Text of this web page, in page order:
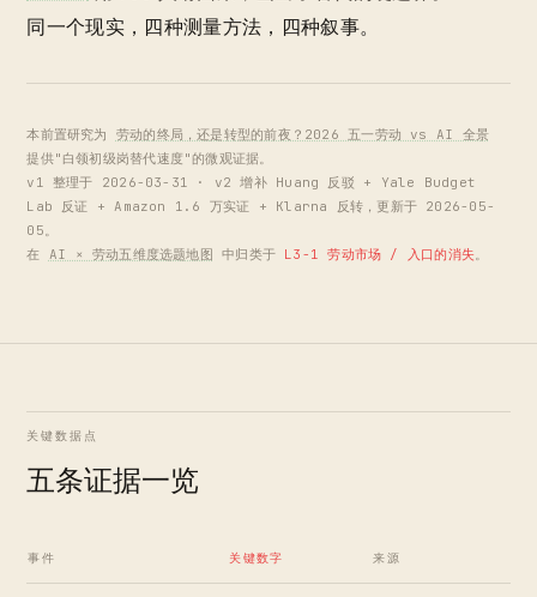
同一个现实，四种测量方法，四种叙事。
本前置研究为 劳动的终局，还是转型的前夜？2026 五一劳动 vs AI 全景
提供"白领初级岗替代速度"的微观证据。
v1 整理于 2026-03-31 · v2 增补 Huang 反驳 + Yale Budget
Lab 反证 + Amazon 1.6 万实证 + Klarna 反转，更新于 2026-05-
05。
在 AI × 劳动五维度选题地图 中归类于 L3-1 劳动市场 / 入口的消失。
关键数据点
五条证据一览
事件 关键数字 来源